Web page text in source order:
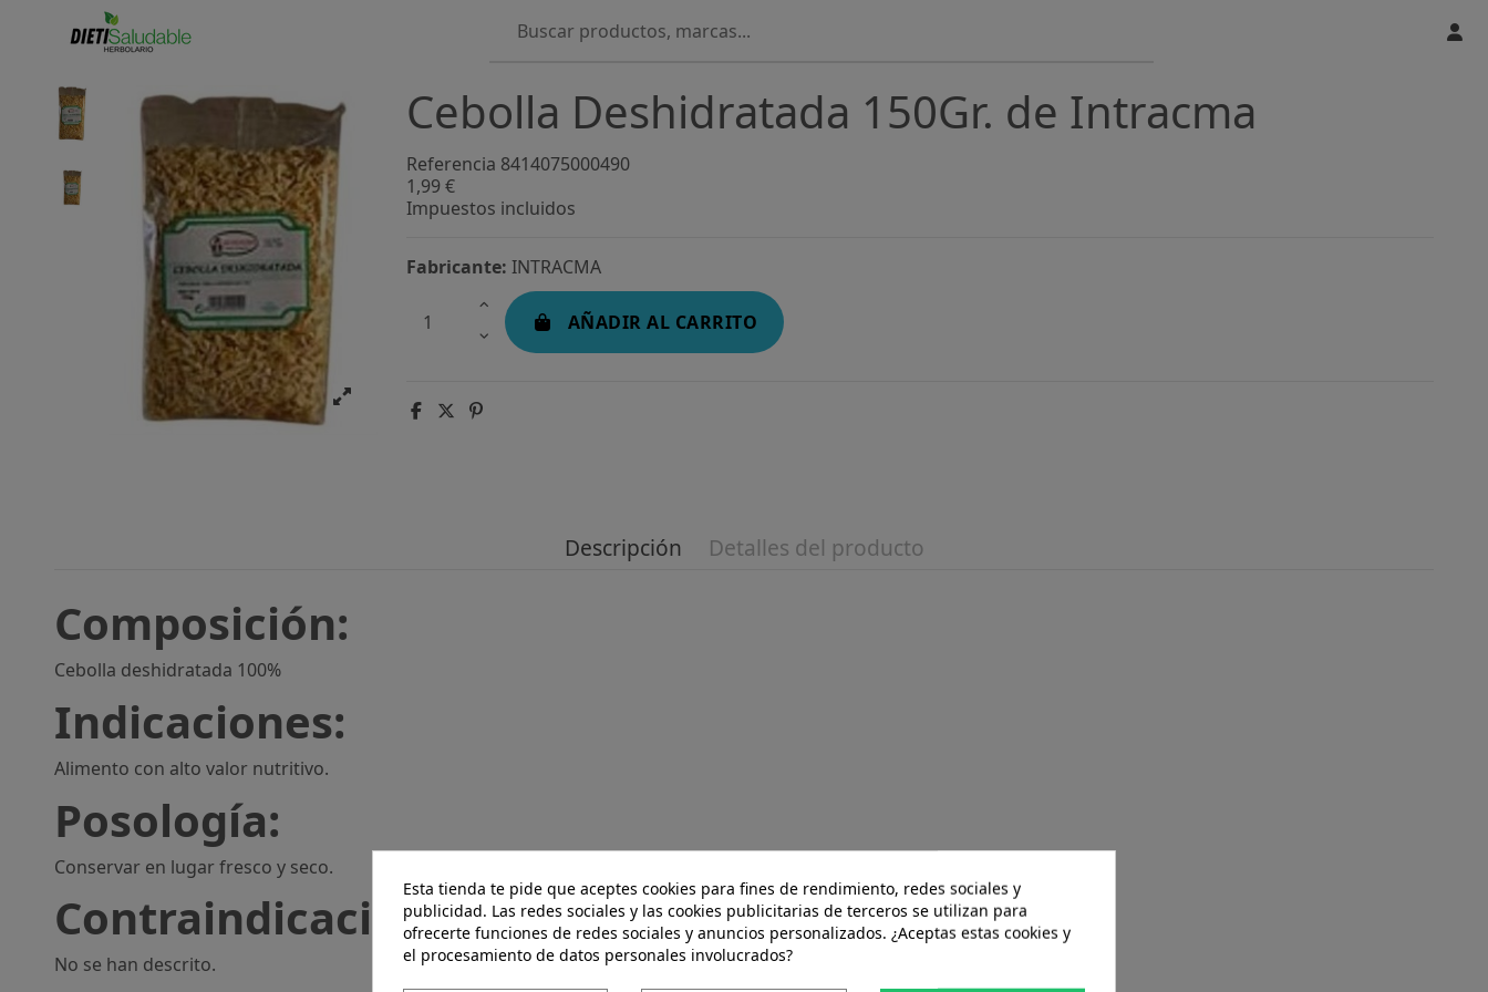
Cebolla Deshidratada 150Gr. de Intracma
Referencia 8414075000490
1,99 €
Impuestos incluidos
Fabricante: INTRACMA
AÑADIR AL CARRITO
Descripción Detalles del producto
Composición:
Cebolla deshidratada 100%
Indicaciones:
Alimento con alto valor nutritivo.
Posología:
Conservar en lugar fresco y seco.
Contraindicaciones:
No se han descrito.
Esta tienda te pide que aceptes cookies para fines de rendimiento, redes sociales y
publicidad. Las redes sociales y las cookies publicitarias de terceros se utilizan para
ofrecerte funciones de redes sociales y anuncios personalizados. ¿Aceptas estas cookies y
el procesamiento de datos personales involucrados?